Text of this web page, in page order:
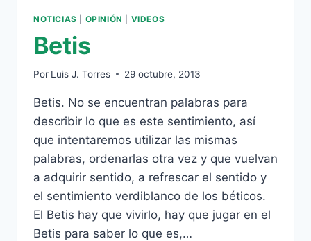
NOTICIAS OPINIÓN VIDEOS
Betis
Por Luis J. Torres 29 octubre, 2013
Betis. No se encuentran palabras para
describir lo que es este sentimiento, así
que intentaremos utilizar las mismas
palabras, ordenarlas otra vez y que vuelvan
a adquirir sentido, a refrescar el sentido y
el sentimiento verdiblanco de los béticos.
El Betis hay que vivirlo, hay que jugar en el
Betis para saber lo que es,…